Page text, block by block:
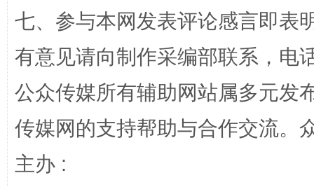
七、参与本网发表评论感言即表
有意见请向制作采编部联系，电
公众传媒所有辅助网站属多元发
传媒网的支持帮助与合作交流。
主办 :